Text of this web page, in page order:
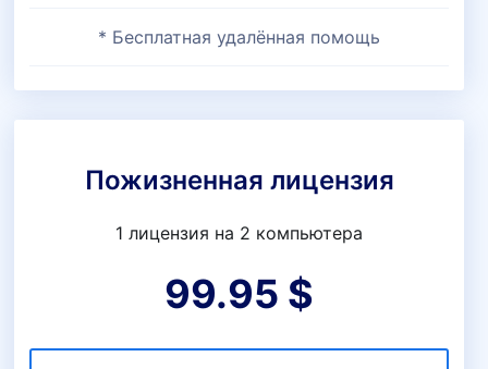
* Бесплатная удалённая помощь
Пожизненная лицензия
1 лицензия на 2 компьютера
99.95 $